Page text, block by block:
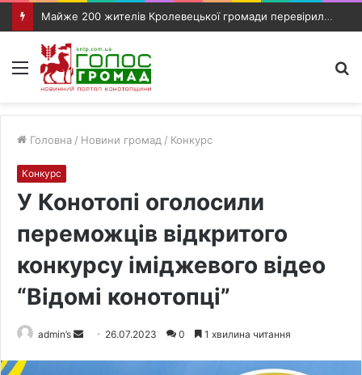
Майже 200 жителів Кролевецької громади перевірили слух під час виїзного прийому фахівців
Меню
Головна / Новини громад / Конкурс
Конкурс
У Конотопі оголосили
переможців відкритого
конкурсу іміджевого відео
“Відомі конотопці”
admin’s 26.07.2023 0 1 хвилина читання